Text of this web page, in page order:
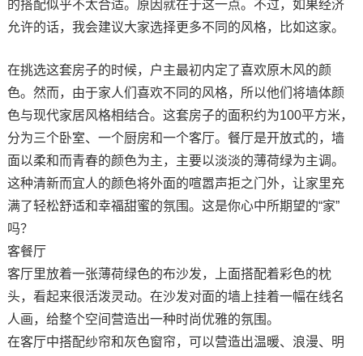
的搭配似乎不太合适。原因就在于这一点。不过，如果经济
允许的话，我会建议大家选择更多不同的风格，比如这家。
在挑选这套房子的时候，户主最初内定了喜欢原木风的颜
色。然而，由于家人们喜欢不同的风格，所以他们将墙体颜
色与现代家居风格相结合。这套房子的面积约为100平方米，
分为三个卧室、一个厨房和一个客厅。餐厅是开放式的，墙
面以柔和而青春的颜色为主，主要以淡淡的薄荷绿为主调。
这种清新而宜人的颜色将外面的喧嚣声拒之门外，让家里充
满了轻松舒适和幸福甜蜜的氛围。这是你心中所期望的“家”
吗？
客餐厅
客厅里放着一张薄荷绿色的布沙发，上面搭配着彩色的枕
头，看起来很活泼灵动。在沙发对面的墙上挂着一幅在线名
人画，给整个空间营造出一种时尚优雅的氛围。
在客厅中搭配纱帘和灰色窗帘，可以营造出温暖、浪漫、明